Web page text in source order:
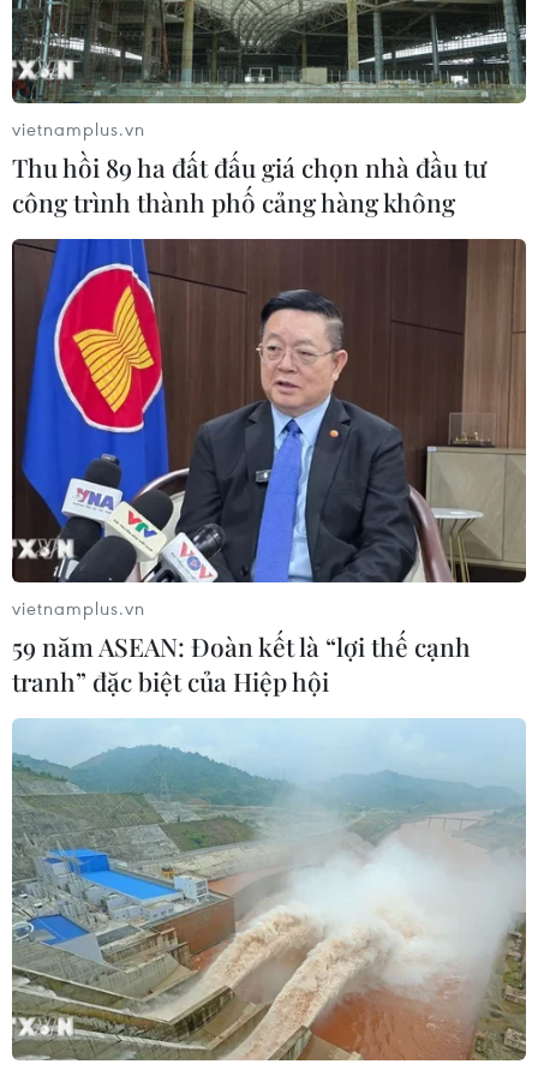
Tòa án Mỹ chỉ định hội đồng thẩm
phán xét xử các vụ kiện về thuế quan
Mục 301
06/08/2026 02:23
Cuba nỗ lực khôi phục hệ thống điện
sau các sự cố toàn quốc
05/08/2026 23:16
Hội đồng Bảo an đánh giá về mối đe
dọa của IS đối với hòa bình, an ninh
quốc tế
05/08/2026 23:15
Mỹ hoàn trả khoảng 100 tỷ USD thuế
quan sau phán quyết của Tòa án Tối
05/08/2026 22:58
Tổng Bí thư, Chủ tịch nước tiếp Tư
lệnh Bộ Chỉ huy Thái Bình Dương
Hoa Kỳ
05/08/2026 12:29
Mỹ truy tố đối tượng bị bắt tại sân
golf của Tổng thống Trump
05/08/2026 06:57
vietnamplus.vn
Thu hồi 89 ha đất đấu giá chọn nhà đầu tư
công trình thành phố cảng hàng không
vietnamplus.vn
59 năm ASEAN: Đoàn kết là “lợi thế cạnh
tranh” đặc biệt của Hiệp hội